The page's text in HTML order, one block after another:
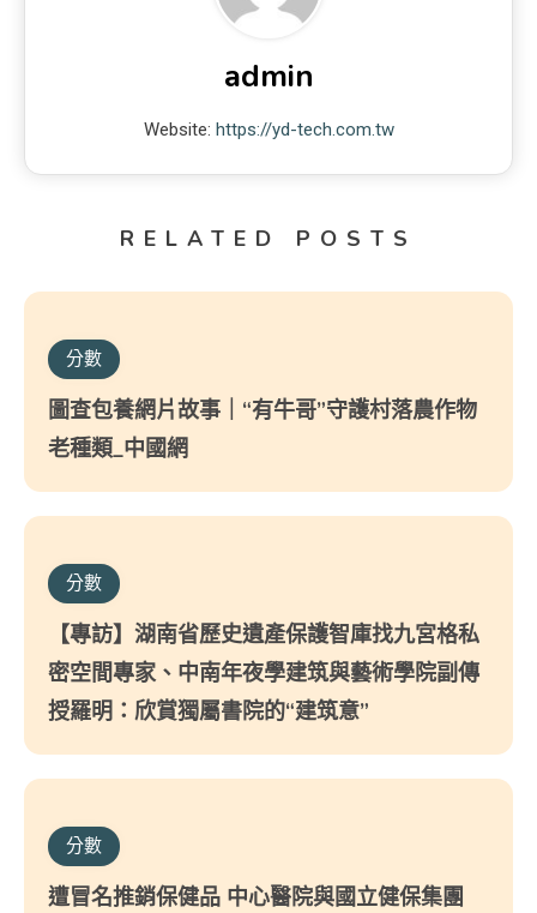
admin
Website: https://yd-tech.com.tw
RELATED POSTS
分數
圖查包養網片故事｜“有牛哥”守護村落農作物
老種類_中國網
分數
【專訪】湖南省歷史遺產保護智庫找九宮格私
密空間專家、中南年夜學建筑與藝術學院副傳
授羅明：欣賞獨屬書院的“建筑意”
分數
遭冒名推銷保健品 中心醫院與國立健保集團